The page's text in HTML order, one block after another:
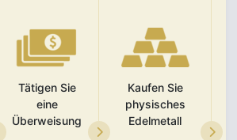
Tätigen Sie
eine
Überweisung
Kaufen Sie
physisches
Edelmetall